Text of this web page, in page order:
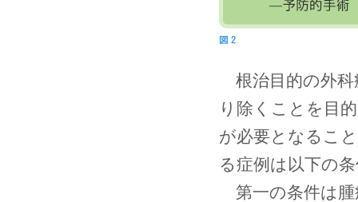
根治目的の外科
り除くことを目
が必要となるこ
る症例は以下の
第一の条件は腫